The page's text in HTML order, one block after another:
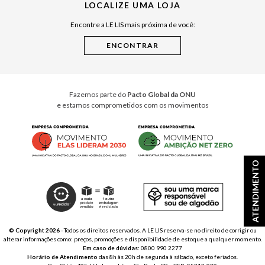
ATENDIMENTO
Cuidados Casa
LOCALIZE UMA LOJA
Encontre a LE LIS mais próxima de você:
Fazemos parte do Pacto Global da ONU
e estamos comprometidos com os movimentos
© Copyright 2026- Todos os direitos reservados. A LE LIS reserva-se no direito de corrigir ou
alterar informações como: preços, promoções e disponibilidade de estoque a qualquer momento.
Em caso de dúvidas: 0800 990 2277
Horário de Atendimento das 8h às 20h de segunda à sábado, exceto feriados.